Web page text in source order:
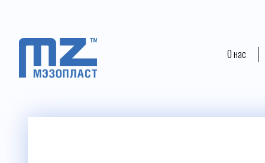
О нас